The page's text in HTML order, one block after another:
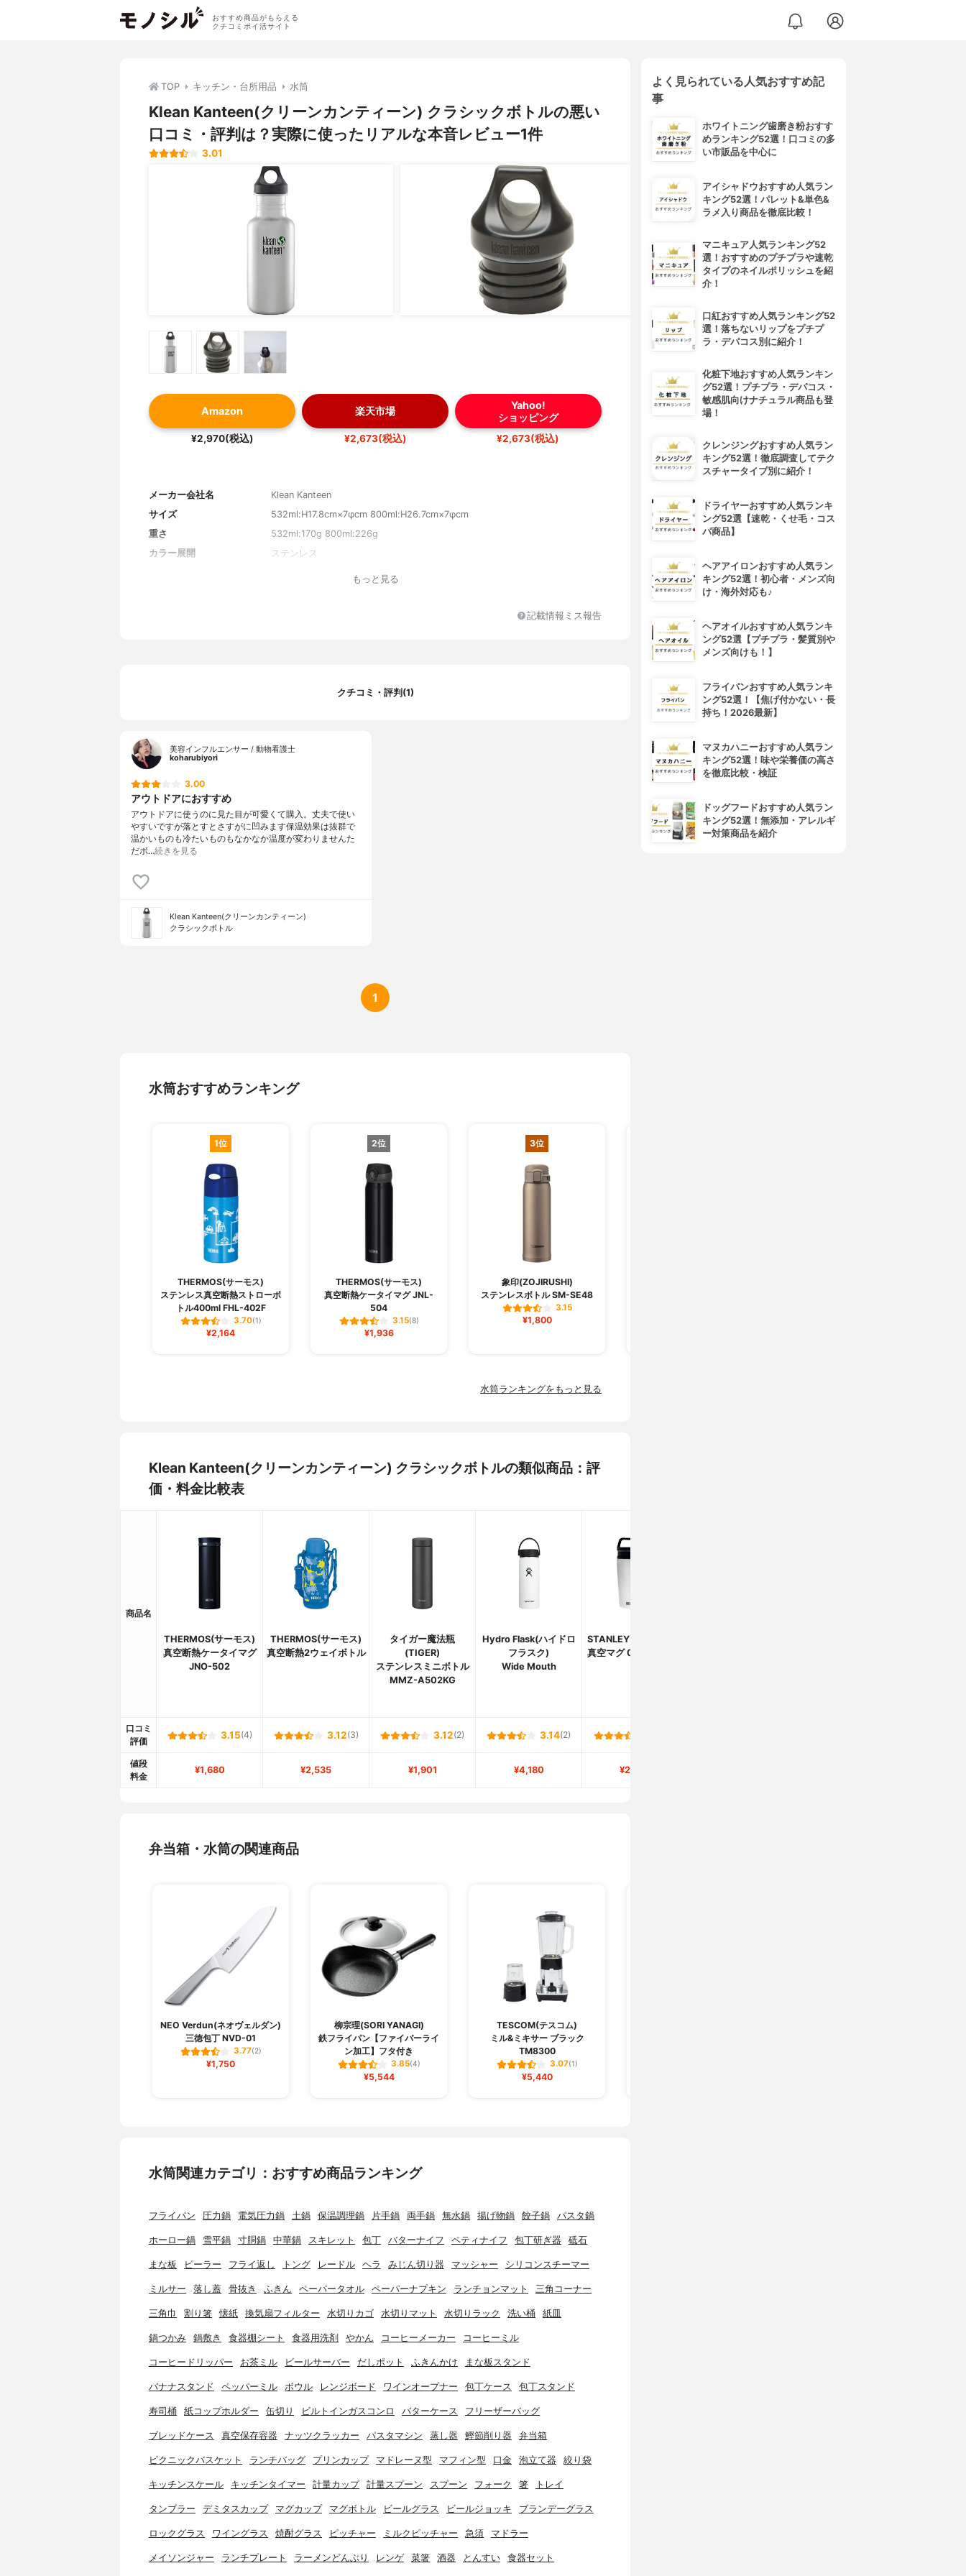
おすすめ商品がもらえる
クチコミポイ活サイト
TOP キッチン・台所用品 水筒
Klean Kanteen(クリーンカンティーン) クラシックボトルの悪い
口コミ・評判は？実際に使ったリアルな本音レビュー1件
3.01
Amazon
¥2,970(税込)
楽天市場
¥2,673(税込)
Yahoo!
ショッピング
¥2,673(税込)
メーカー会社名
Klean Kanteen
サイズ
532ml:H17.8cm×7φcm 800ml:H26.7cm×7φcm
重さ
532ml:170g 800ml:226g
カラー展開
ステンレス
もっと見る
記載情報ミス報告
クチコミ・評判(1)
美容インフルエンサー / 動物看護士
koharubiyori
3.00
アウトドアにおすすめ
アウトドアに使うのに見た目が可愛くて購入。丈夫で使い
やすいですが落とすとさすがに凹みます保温効果は抜群で
温かいものも冷たいものもなかなか温度が変わりませんた
だボ…続きを見る
Klean Kanteen(クリーンカンティーン)
クラシックボトル
1
水筒おすすめランキング
1位
THERMOS(サーモス)
ステンレス真空断熱ストローボ
トル400ml FHL-402F
3.70(1)
¥2,164
2位
THERMOS(サーモス)
真空断熱ケータイマグ JNL-
504
3.15(8)
¥1,936
3位
象印(ZOJIRUSHI)
ステンレスボトル SM-SE48
3.15
¥1,800
水筒ランキングをもっと見る
Klean Kanteen(クリーンカンティーン) クラシックボトルの類似商品：評
価・料金比較表
商品名
THERMOS(サーモス)
真空断熱ケータイマグ
JNO-502
THERMOS(サーモス)
真空断熱2ウェイボトル
タイガー魔法瓶
(TIGER)
ステンレスミニボトル
MMZ-A502KG
Hydro Flask(ハイドロ
フラスク)
Wide Mouth
STANLEY(スタンレー)
真空マグ 0.23L シルバ
口コミ
評価
3.15(4) 3.12(3) 3.12(2) 3.14(2)
値段
料金
¥1,680 ¥2,535 ¥1,901 ¥4,180 ¥2,750
弁当箱・水筒の関連商品
NEO Verdun(ネオヴェルダン)
三徳包丁 NVD-01
3.77(2)
¥1,750
柳宗理(SORI YANAGI)
鉄フライパン【ファイバーライ
ン加工】フタ付き
3.85(4)
¥5,544
TESCOM(テスコム)
ミル&ミキサー ブラック
TM8300
3.07(1)
¥5,440
水筒関連カテゴリ：おすすめ商品ランキング
フライパン 圧力鍋 電気圧力鍋 土鍋 保温調理鍋 片手鍋 両手鍋 無水鍋 揚げ物鍋 餃子鍋 パスタ鍋
ホーロー鍋 雪平鍋 寸胴鍋 中華鍋 スキレット 包丁 バターナイフ ペティナイフ 包丁研ぎ器 砥石
まな板 ピーラー フライ返し トング レードル ヘラ みじん切り器 マッシャー シリコンスチーマー
ミルサー 落し蓋 骨抜き ふきん ペーパータオル ペーパーナプキン ランチョンマット 三角コーナー
三角巾 割り箸 懐紙 換気扇フィルター 水切りカゴ 水切りマット 水切りラック 洗い桶 紙皿
鍋つかみ 鍋敷き 食器棚シート 食器用洗剤 やかん コーヒーメーカー コーヒーミル
コーヒードリッパー お茶ミル ビールサーバー だしポット ふきんかけ まな板スタンド
バナナスタンド ペッパーミル ボウル レンジボード ワインオープナー 包丁ケース 包丁スタンド
寿司桶 紙コップホルダー 缶切り ビルトインガスコンロ バターケース フリーザーバッグ
ブレッドケース 真空保存容器 ナッツクラッカー パスタマシン 蒸し器 鰹節削り器 弁当箱
ピクニックバスケット ランチバッグ プリンカップ マドレーヌ型 マフィン型 口金 泡立て器 絞り袋
キッチンスケール キッチンタイマー 計量カップ 計量スプーン スプーン フォーク 箸 トレイ
タンブラー デミタスカップ マグカップ マグボトル ビールグラス ビールジョッキ ブランデーグラス
ロックグラス ワイングラス 焼酎グラス ピッチャー ミルクピッチャー 急須 マドラー
メイソンジャー ランチプレート ラーメンどんぶり レンゲ 菜箸 酒器 とんすい 食器セット
よく見られている人気おすすめ記
事
ホワイトニング歯磨き粉おすす
めランキング52選！口コミの多
い市販品を中心に
アイシャドウおすすめ人気ラン
キング52選！パレット&単色&
ラメ入り商品を徹底比較！
マニキュア人気ランキング52
選！おすすめのプチプラや速乾
タイプのネイルポリッシュを紹
介！
口紅おすすめ人気ランキング52
選！落ちないリップをプチプ
ラ・デパコス別に紹介！
化粧下地おすすめ人気ランキン
グ52選！プチプラ・デパコス・
敏感肌向けナチュラル商品も登
場！
クレンジングおすすめ人気ラン
キング52選！徹底調査してテク
スチャータイプ別に紹介！
ドライヤーおすすめ人気ランキ
ング52選【速乾・くせ毛・コス
パ商品】
ヘアアイロンおすすめ人気ラン
キング52選！初心者・メンズ向
け・海外対応も♪
ヘアオイルおすすめ人気ランキ
ング52選【プチプラ・髪質別や
メンズ向けも！】
フライパンおすすめ人気ランキ
ング52選！【焦げ付かない・長
持ち！2026最新】
マヌカハニーおすすめ人気ラン
キング52選！味や栄養価の高さ
を徹底比較・検証
ドッグフードおすすめ人気ラン
キング52選！無添加・アレルギ
ー対策商品を紹介